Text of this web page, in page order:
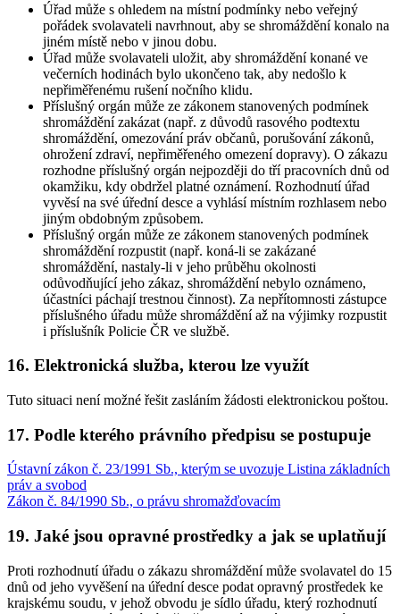
Úřad může s ohledem na místní podmínky nebo veřejný
pořádek svolavateli navrhnout, aby se shromáždění konalo na
jiném místě nebo v jinou dobu.
Úřad může svolavateli uložit, aby shromáždění konané ve
večerních hodinách bylo ukončeno tak, aby nedošlo k
nepřiměřenému rušení nočního klidu.
Příslušný orgán může ze zákonem stanovených podmínek
shromáždění zakázat (např. z důvodů rasového podtextu
shromáždění, omezování práv občanů, porušování zákonů,
ohrožení zdraví, nepřiměřeného omezení dopravy). O zákazu
rozhodne příslušný orgán nejpozději do tří pracovních dnů od
okamžiku, kdy obdržel platné oznámení. Rozhodnutí úřad
vyvěsí na své úřední desce a vyhlásí místním rozhlasem nebo
jiným obdobným způsobem.
Příslušný orgán může ze zákonem stanovených podmínek
shromáždění rozpustit (např. koná-li se zakázané
shromáždění, nastaly-li v jeho průběhu okolnosti
odůvodňující jeho zákaz, shromáždění nebylo oznámeno,
účastníci páchají trestnou činnost). Za nepřítomnosti zástupce
příslušného úřadu může shromáždění až na výjimky rozpustit
i příslušník Policie ČR ve službě.
16. Elektronická služba, kterou lze využít
Tuto situaci není možné řešit zasláním žádosti elektronickou poštou.
17. Podle kterého právního předpisu se postupuje
Ústavní zákon č. 23/1991 Sb., kterým se uvozuje Listina základních
práv a svobod
Zákon č. 84/1990 Sb., o právu shromažďovacím
19. Jaké jsou opravné prostředky a jak se uplatňují
Proti rozhodnutí úřadu o zákazu shromáždění může svolavatel do 15
dnů od jeho vyvěšení na úřední desce podat opravný prostředek ke
krajskému soudu, v jehož obvodu je sídlo úřadu, který rozhodnutí